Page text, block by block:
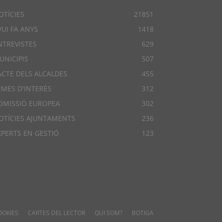
21851
FA ANYS
1418
629
507
DELS ALCALDES
455
D'INTERÈS
312
EUROPEA
302
AJUNTAMENTS
236
EN GESTIÓ
123
CARTES DEL LECTOR QUI SOM? BOTIGA